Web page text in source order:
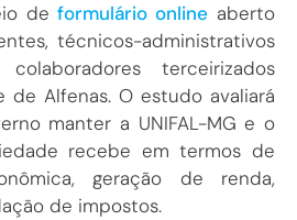
deformulário online aberto
técnicos-administrativos
terceirizados
de Alfenas. O estudo avaliará
manter a UNIFAL-MG e o
recebe em termos de
geração de renda,
de impostos.